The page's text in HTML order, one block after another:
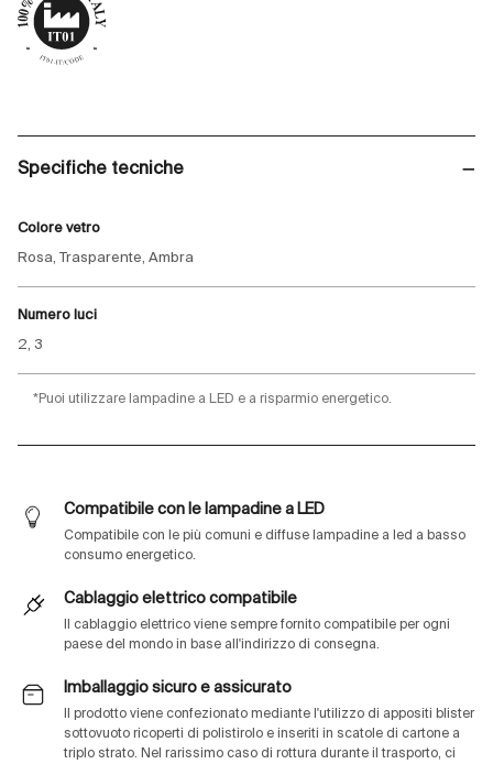
Specifiche tecniche
Colore vetro
Rosa, Trasparente, Ambra
Numero luci
2, 3
*Puoi utilizzare lampadine a LED e a risparmio energetico.
Compatibile con le lampadine a LED
Compatibile con le più comuni e diffuse lampadine a led a basso
consumo energetico.
Cablaggio elettrico compatibile
Il cablaggio elettrico viene sempre fornito compatibile per ogni
paese del mondo in base all'indirizzo di consegna.
Imballaggio sicuro e assicurato
Il prodotto viene confezionato mediante l'utilizzo di appositi blister
sottovuoto ricoperti di polistirolo e inseriti in scatole di cartone a
triplo strato. Nel rarissimo caso di rottura durante il trasporto, ci